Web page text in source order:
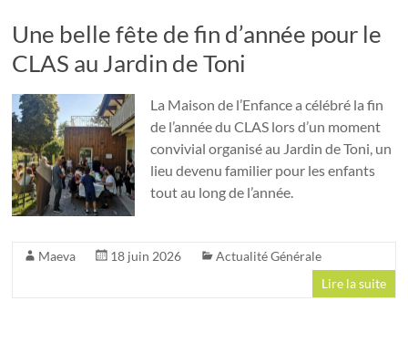
Une belle fête de fin d’année pour le
CLAS au Jardin de Toni
La Maison de l’Enfance a célébré la fin
de l’année du CLAS lors d’un moment
convivial organisé au Jardin de Toni, un
lieu devenu familier pour les enfants
tout au long de l’année.
Maeva 18 juin 2026
Actualité Générale
Lire la suite